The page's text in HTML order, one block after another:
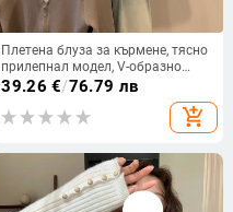
Плетена блуза за кърмене, тясно
прилепнал модел, V-образно
деколте, дълги ръкави, за есенно-
39.26 €/76.79 лв
add_shopping_cart